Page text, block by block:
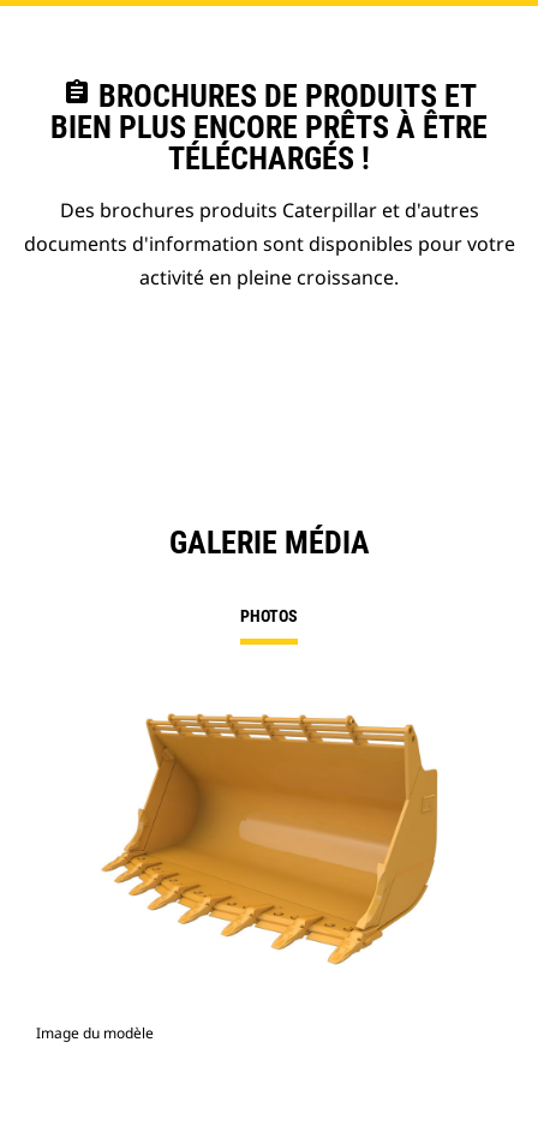
assignment BROCHURES DE PRODUITS ET
BIEN PLUS ENCORE PRÊTS À ÊTRE
TÉLÉCHARGÉS !
Des brochures produits Caterpillar et d'autres
documents d'information sont disponibles pour votre
activité en pleine croissance.
GALERIE MÉDIA
PHOTOS
Image du modèle